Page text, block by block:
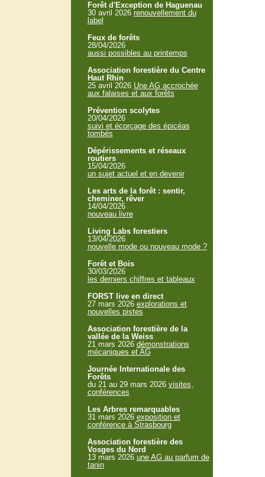
Forêt d'Exception de Haguenau
30 avril 2026 renouvellement du
label
Feux de forêts
28/04/2026
aussi possibles au printemps
Association forestière du Centre
Haut Rhin
25 avril 2026 Une AG accrochée
aux falaises et aux forêts
Prévention scolytes
20/04/2026
suivi et écorçage des épicéas
tombés
Dépérissements et réseaux
routiers
15/04/2026
un sujet actuel et en devenir
Les arts de la forêt : sentir,
cheminer, rêver
14/04/2026
nouveau livre
Living Labs forestiers
13/04/2026
nouvelle mode ou nouveau mode ?
Forêt et Bois
30/03/2026
les derniers chiffres et tableaux
FORST live en direct
27 mars 2026 explorations et
nouvelles pistes
Association forestière de la
vallée de la Weiss
21 mars 2026 démonstrations
mécaniques et AG
Journée Internationale des
Forêts
du 21 au 29 mars 2026 visites,
conférences
Les Arbres remarquables
31 mars 2026 exposition et
conférence à Strasbourg
Association forestière des
Vosges du Nord
13 mars 2026 une AG au parfum de
tanin